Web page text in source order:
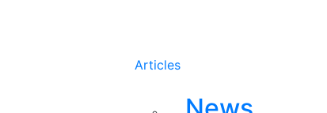
Articles